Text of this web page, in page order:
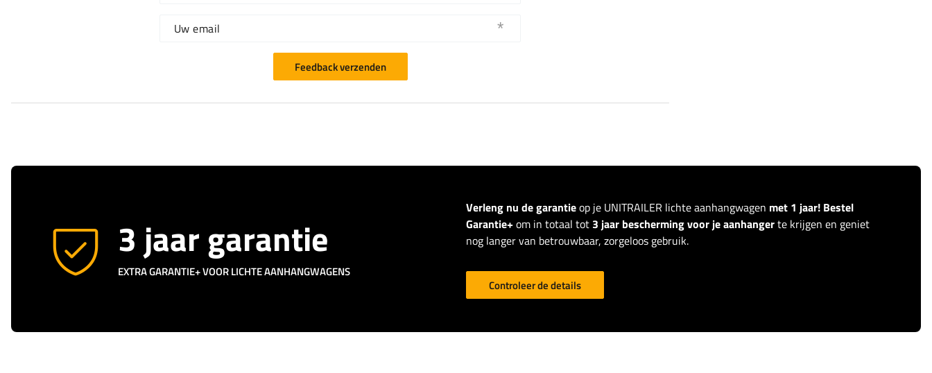
Uw email
Feedback verzenden
3 jaar garantie
EXTRA GARANTIE+ VOOR LICHTE AANHANGWAGENS
Verleng nu de garantieop je UNITRAILER lichte aanhangwagen met 1 jaar! Bestel
Garantie+om in totaal tot 3 jaar bescherming voor je aanhangerte krijgen en geniet
nog langer van betrouwbaar, zorgeloos gebruik.
Controleer de details